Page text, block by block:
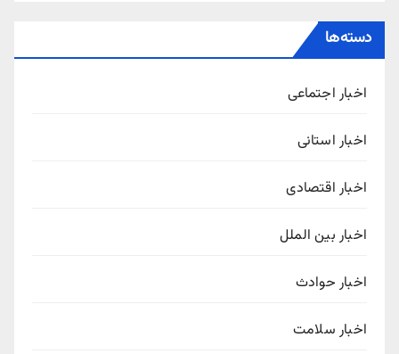
دسته‌ها
اخبار اجتماعی
اخبار استانی
اخبار اقتصادی
اخبار بین الملل
اخبار حوادث
اخبار سلامت